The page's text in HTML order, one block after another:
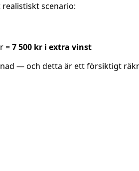
scenario:
=7 500 kr i extra vinst
— och detta är ett försiktigt